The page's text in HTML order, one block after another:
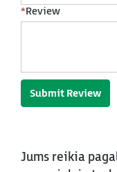
*Review
Submit Review
Jums reikia